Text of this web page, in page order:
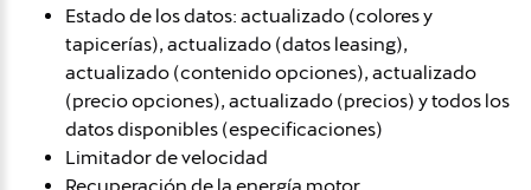
Estado de los datos: actualizado (colores y
tapicerías), actualizado (datos leasing),
actualizado (contenido opciones), actualizado
(precio opciones), actualizado (precios) y todos los
datos disponibles (especificaciones)
Limitador de velocidad